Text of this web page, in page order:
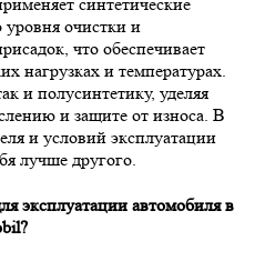
очистки и
что обеспечивает
нагрузках и температурах.
и полусинтетику, уделяя
и защите от износа. В
и условий эксплуатации
лучше другого.
эксплуатации автомобиля в